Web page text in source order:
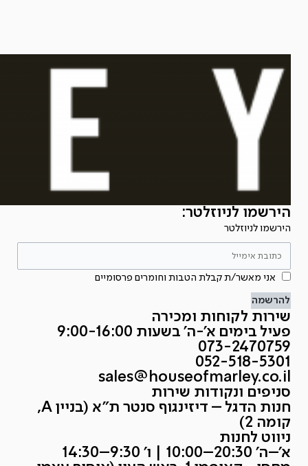
הירשמו לניוזלטר:
הירשמו לניוזלטר
אני מאשר/ת קבלת הטבות וחומרים פרסומיים
להרשמה
שירות לקוחות ומכירה
פעיל בימים א'-ה' בשעות 9:00-16:00
073-2470759
052-518-5301
sales@houseofmarley.co.il
סניפים ונקודות שירות
חנות הדגל – דיזינגוף סנטר ת״א (בניין A,
קומה 2)
ניווט לחנות
א׳–ה׳ 20:30–10:00 | ו׳ 9:30–14:30